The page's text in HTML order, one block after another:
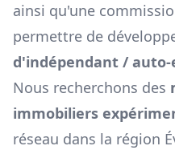
ainsi qu'une
permettre de
d'indépendant /
Nous recherchons des
immobiliers
réseau dans la région